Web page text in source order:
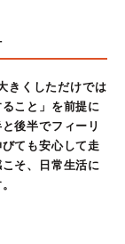
きくしただけでは
こと」を前提に
後半でフィーリ
ても安心して走
そ、日常生活に